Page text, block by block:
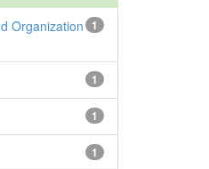
1
Organization
1
1
1